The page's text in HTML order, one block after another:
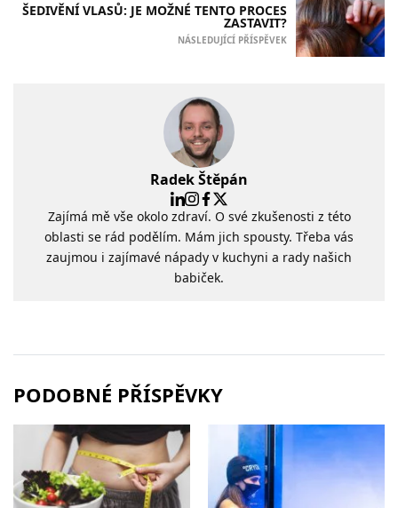
ŠEDIVĚNÍ VLASŮ: JE MOŽNÉ TENTO PROCES
ZASTAVIT?
NÁSLEDUJÍCÍ PŘÍSPĚVEK
Radek Štěpán
Zajímá mě vše okolo zdraví. O své zkušenosti z této
oblasti se rád podělím. Mám jich spousty. Třeba vás
zaujmou i zajímavé nápady v kuchyni a rady našich
babiček.
PODOBNÉ PŘÍSPĚVKY